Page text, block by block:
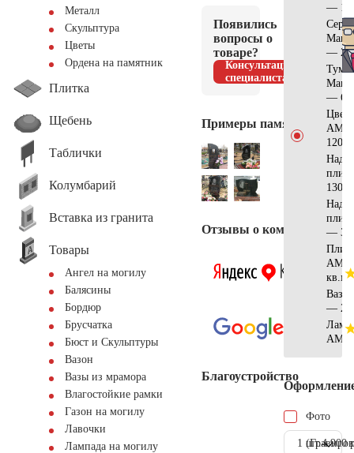
Металл
Скульптура
Цветы
Ордена на памятник
Плитка
Щебень
Таблички
Колумбарий
Вставка из гранита
Товары
Ангел на могилу
Балясины
Бордюр
Брусчатка
Бюст и Скульптуры
Вазон
Вазы из мрамора
Влагостойкие рамки
Газон на могилу
Лавочки
Лампада на могилу
Появились
вопросы о
товаре?
Консультация
специалиста
Примеры памятников
Отзывы о компании
Благоустройство
—
—
—
—
кв.м.
Ваза
—
Фото
1 шт.4.900